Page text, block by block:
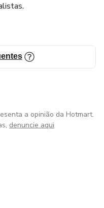
a opinião da Hotmart.
denuncie aqui